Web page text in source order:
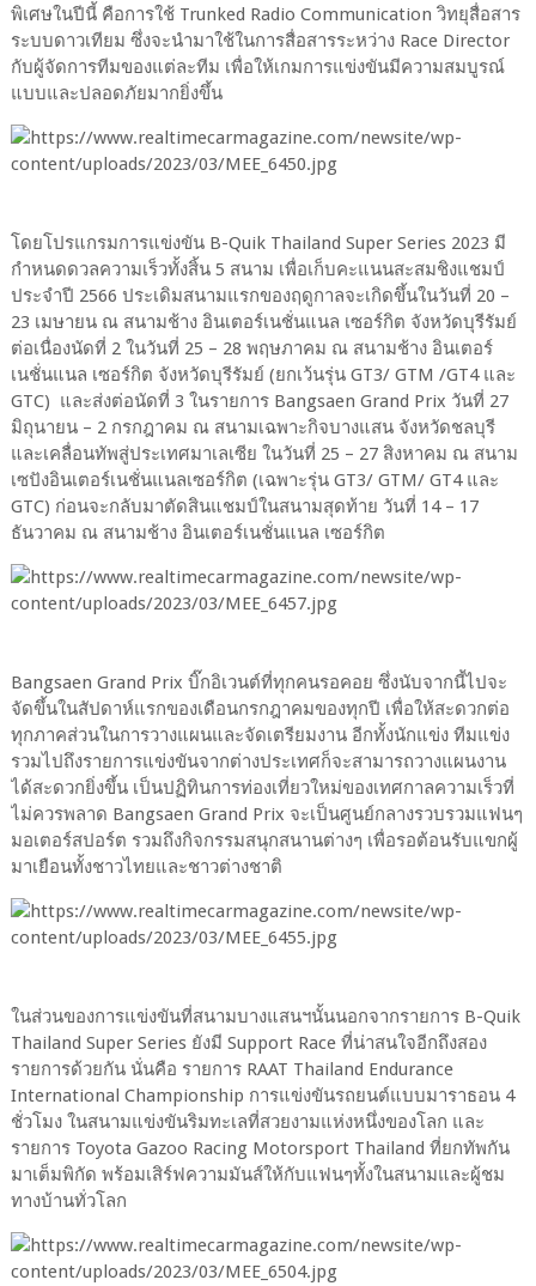
พิเศษในปีนี้ คือการใช้ Trunked Radio Communication วิทยุสื่อสาร
ระบบดาวเทียม ซึ่งจะนำมาใช้ในการสื่อสารระหว่าง Race Director
กับผู้จัดการทีมของแต่ละทีม เพื่อให้เกมการแข่งขันมีความสมบูรณ์
แบบและปลอดภัยมากยิ่งขึ้น
โดยโปรแกรมการแข่งขัน B-Quik Thailand Super Series 2023 มี
กำหนดดวลความเร็วทั้งสิ้น 5 สนาม เพื่อเก็บคะแนนสะสมชิงแชมป์
ประจำปี 2566 ประเดิมสนามแรกของฤดูกาลจะเกิดขึ้นในวันที่ 20 –
23 เมษายน ณ สนามช้าง อินเตอร์เนชั่นแนล เซอร์กิต จังหวัดบุรีรัมย์
ต่อเนื่องนัดที่ 2 ในวันที่ 25 – 28 พฤษภาคม ณ สนามช้าง อินเตอร์
เนชั่นแนล เซอร์กิต จังหวัดบุรีรัมย์ (ยกเว้นรุ่น GT3/ GTM /GT4 และ
GTC) และส่งต่อนัดที่ 3 ในรายการ Bangsaen Grand Prix วันที่ 27
มิถุนายน – 2 กรกฎาคม ณ สนามเฉพาะกิจบางแสน จังหวัดชลบุรี
และเคลื่อนทัพสู่ประเทศมาเลเซีย ในวันที่ 25 – 27 สิงหาคม ณ สนาม
เซปังอินเตอร์เนชั่นแนลเซอร์กิต (เฉพาะรุ่น GT3/ GTM/ GT4 และ
GTC) ก่อนจะกลับมาตัดสินแชมป์ในสนามสุดท้าย วันที่ 14 – 17
ธันวาคม ณ สนามช้าง อินเตอร์เนชั่นแนล เซอร์กิต
Bangsaen Grand Prix บิ๊กอิเวนต์ที่ทุกคนรอคอย ซึ่งนับจากนี้ไปจะ
จัดขึ้นในสัปดาห์แรกของเดือนกรกฎาคมของทุกปี เพื่อให้สะดวกต่อ
ทุกภาคส่วนในการวางแผนและจัดเตรียมงาน อีกทั้งนักแข่ง ทีมแข่ง
รวมไปถึงรายการแข่งขันจากต่างประเทศก็จะสามารถวางแผนงาน
ได้สะดวกยิ่งขึ้น เป็นปฏิทินการท่องเที่ยวใหม่ของเทศกาลความเร็วที่
ไม่ควรพลาด Bangsaen Grand Prix จะเป็นศูนย์กลางรวบรวมแฟนๆ
มอเตอร์สปอร์ต รวมถึงกิจกรรมสนุกสนานต่างๆ เพื่อรอต้อนรับแขกผู้
มาเยือนทั้งชาวไทยและชาวต่างชาติ
ในส่วนของการแข่งขันที่สนามบางแสนฯนั้นนอกจากรายการ B-Quik
Thailand Super Series ยังมี Support Race ที่น่าสนใจอีกถึงสอง
รายการด้วยกัน นั่นคือ รายการ RAAT Thailand Endurance
International Championship การแข่งขันรถยนต์แบบมาราธอน 4
ชั่วโมง ในสนามแข่งขันริมทะเลที่สวยงามแห่งหนึ่งของโลก และ
รายการ Toyota Gazoo Racing Motorsport Thailand ที่ยกทัพกัน
มาเต็มพิกัด พร้อมเสิร์ฟความมันส์ให้กับแฟนๆทั้งในสนามและผู้ชม
ทางบ้านทั่วโลก